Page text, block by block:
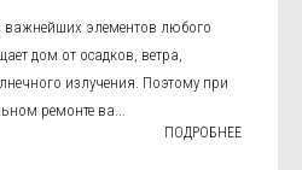
важнейших элементов любого
дом от осадков, ветра,
излучения. Поэтому при
ремонте ва...
ПОДРОБНЕЕ